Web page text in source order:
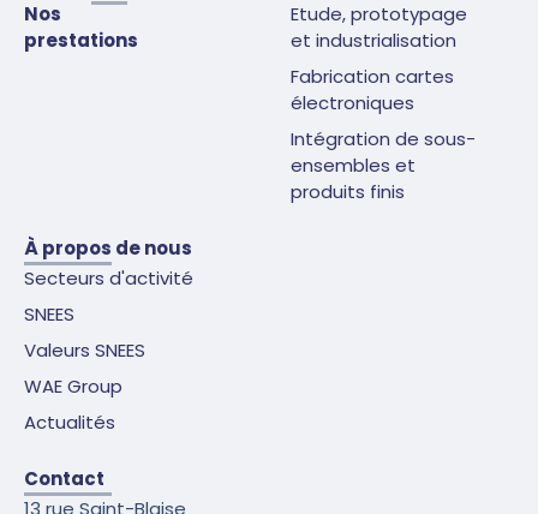
Nos
prestations
Etude, prototypage
et industrialisation
Fabrication cartes
électroniques
Intégration de sous-
ensembles et
produits finis
À propos de nous
Secteurs d'activité
SNEES
Valeurs SNEES
WAE Group
Actualités
Contact